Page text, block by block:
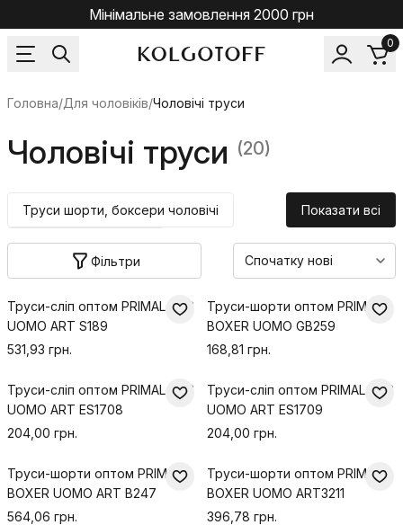
Мінімальне замовлення 2000 грн
0
Головна/Для чоловіків/Чоловічі труси
Чоловічі труси (20)
Труси шорти, боксери чоловічі
Труси сліпи чоловічі
Показати всі
Фільтри
Труси-сліп оптом PRIMAL SLIP
UOMO ART S189
531,93 грн.
Труси-шорти оптом PRIMAL
BOXER UOMO GB259
168,81 грн.
Труси-сліп оптом PRIMAL SLIP
UOMO ART ES1708
204,00 грн.
Труси-сліп оптом PRIMAL SLIP
UOMO ART ES1709
204,00 грн.
Труси-шорти оптом PRIMAL
BOXER UOMO ART B247
564,06 грн.
Труси-шорти оптом PRIMAL
BOXER UOMO ART3211
396,78 грн.